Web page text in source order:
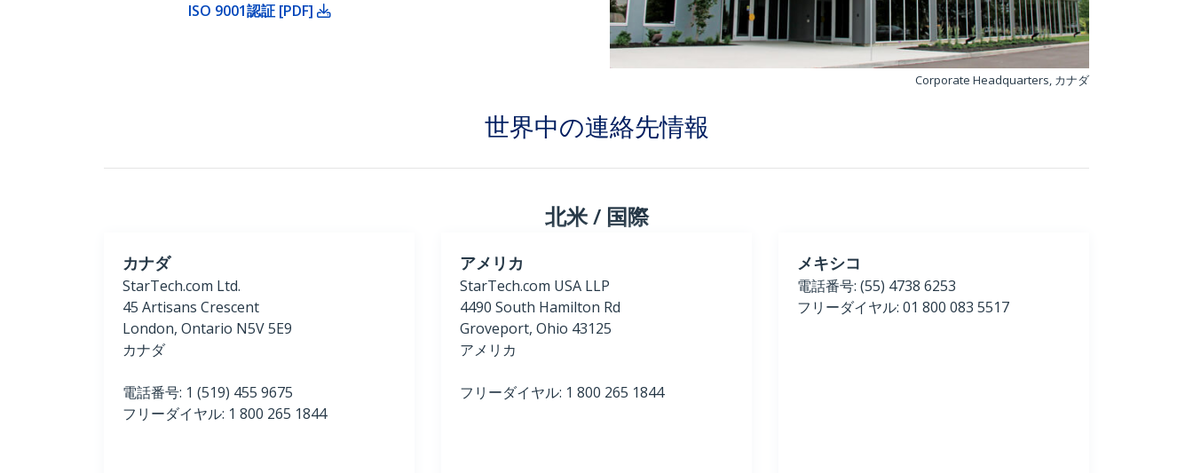
ISO 9001認証 [PDF]
Corporate Headquarters, カナダ
世界中の連絡先情報
北米 / 国際
カナダ
StarTech.com Ltd.
45 Artisans Crescent
London, Ontario N5V 5E9
カナダ
電話番号: 1 (519) 455 9675
フリーダイヤル: 1 800 265 1844
アメリカ
StarTech.com USA LLP
4490 South Hamilton Rd
Groveport, Ohio 43125
アメリカ
フリーダイヤル: 1 800 265 1844
メキシコ
電話番号: (55) 4738 6253
フリーダイヤル: 01 800 083 5517